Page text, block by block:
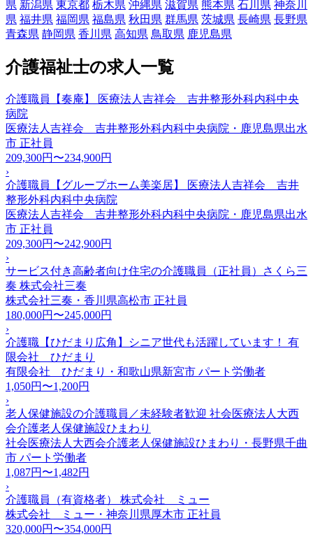
県 新潟県 東京都 栃木県 沖縄県 滋賀県 熊本県 石川県 神奈川
県 福井県 福岡県 福島県 秋田県 群馬県 茨城県 長崎県 長野県
青森県 静岡県 香川県 高知県 鳥取県 鹿児島県
介護福祉士の求人一覧
介護職員【奏庵】 医療法人吉祥会 吉井整形外科内科中央
病院
医療法人吉祥会 吉井整形外科内科中央病院・鹿児島県出水
市 正社員
209,300円〜234,900円
›
介護職員【グループホーム美楽居】 医療法人吉祥会 吉井
整形外科内科中央病院
医療法人吉祥会 吉井整形外科内科中央病院・鹿児島県出水
市 正社員
209,300円〜242,900円
›
サービス付き高齢者向け住宅の介護職員（正社員）さくら三
奏 株式会社三奏
株式会社三奏・香川県高松市 正社員
180,000円〜245,000円
›
介護職【ひだまり広角】シニア世代も活躍しています！ 有
限会社 ひだまり
有限会社 ひだまり・和歌山県新宮市 パート労働者
1,050円〜1,200円
›
老人保健施設の介護職員／未経験者歓迎 社会医療法人大西
会介護老人保健施設ひまわり
社会医療法人大西会介護老人保健施設ひまわり・長野県千曲
市 パート労働者
1,087円〜1,482円
›
介護職員（有資格者） 株式会社 ミュー
株式会社 ミュー・神奈川県厚木市 正社員
320,000円〜354,000円